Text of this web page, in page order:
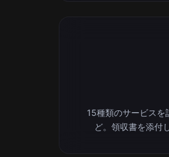
15種類のサービス
ど。領収書を添付